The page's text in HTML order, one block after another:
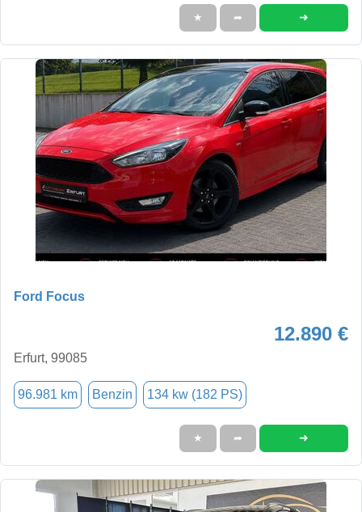
★ ➦ ➜
Ford Focus
12.890 €
Erfurt, 99085
96.981 km Benzin 134 kw (182 PS)
★ ➦ ➜